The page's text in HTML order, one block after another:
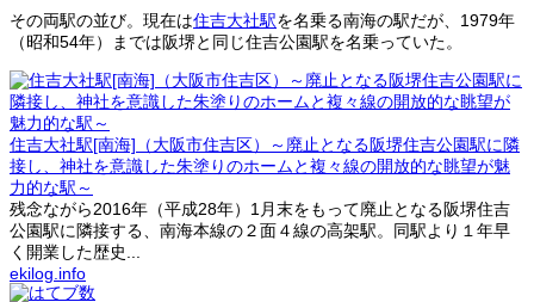
その両駅の並び。現在は住吉大社駅を名乗る南海の駅だが、1979年
（昭和54年）までは阪堺と同じ住吉公園駅を名乗っていた。
住吉大社駅[南海]（大阪市住吉区）～廃止となる阪堺住吉公園駅に隣
接し、神社を意識した朱塗りのホームと複々線の開放的な眺望が魅
力的な駅～
残念ながら2016年（平成28年）1月末をもって廃止となる阪堺住吉
公園駅に隣接する、南海本線の２面４線の高架駅。同駅より１年早
く開業した歴史...
ekilog.info